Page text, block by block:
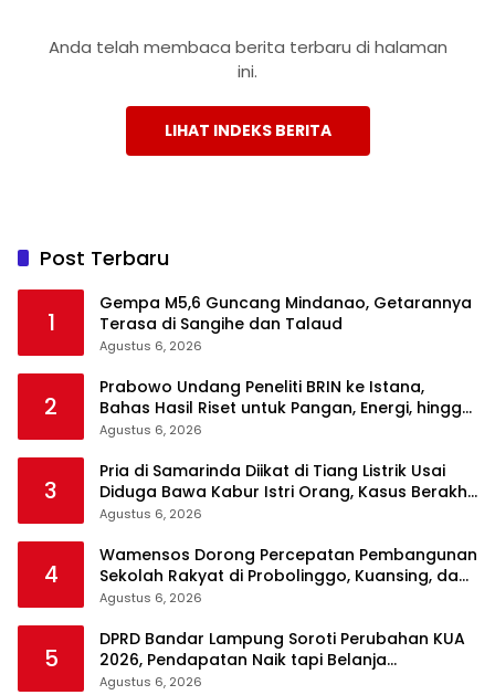
Anda telah membaca berita terbaru di halaman
ini.
LIHAT INDEKS BERITA
Post Terbaru
1
Gempa M5,6 Guncang Mindanao, Getarannya
Terasa di Sangihe dan Talaud
Agustus 6, 2026
2
Prabowo Undang Peneliti BRIN ke Istana,
Bahas Hasil Riset untuk Pangan, Energi, hingga
Sampah
Agustus 6, 2026
3
Pria di Samarinda Diikat di Tiang Listrik Usai
Diduga Bawa Kabur Istri Orang, Kasus Berakhir
Damai
Agustus 6, 2026
4
Wamensos Dorong Percepatan Pembangunan
Sekolah Rakyat di Probolinggo, Kuansing, dan
Polewali Mandar
Agustus 6, 2026
5
DPRD Bandar Lampung Soroti Perubahan KUA
2026, Pendapatan Naik tapi Belanja
Pembangunan Dipangkas
Agustus 6, 2026